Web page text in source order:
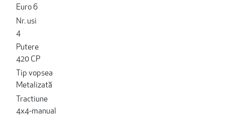
Euro 6
Nr. usi
4
Putere
420 CP
Tip vopsea
Metalizată
Tractiune
4x4-manual